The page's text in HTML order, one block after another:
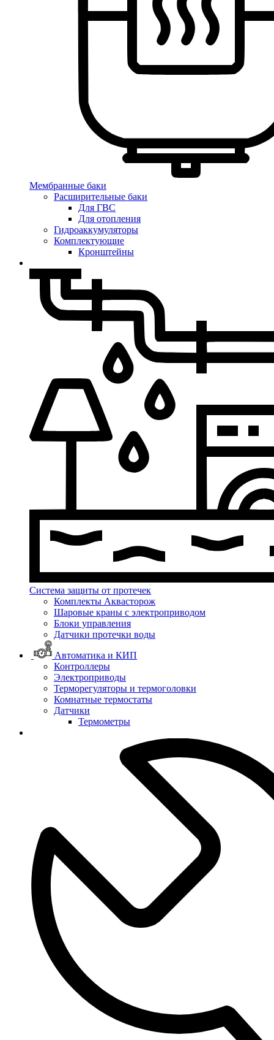
Мембранные баки
Расширительные баки
Для ГВС
Для отопления
Гидроаккумуляторы
Комплектующие
Кронштейны
Система защиты от протечек
Комплекты Аквасторож
Шаровые краны с электроприводом
Блоки управления
Датчики протечки воды
Автоматика и КИП
Контроллеры
Электроприводы
Терморегуляторы и термоголовки
Комнатные термостаты
Датчики
Термометры